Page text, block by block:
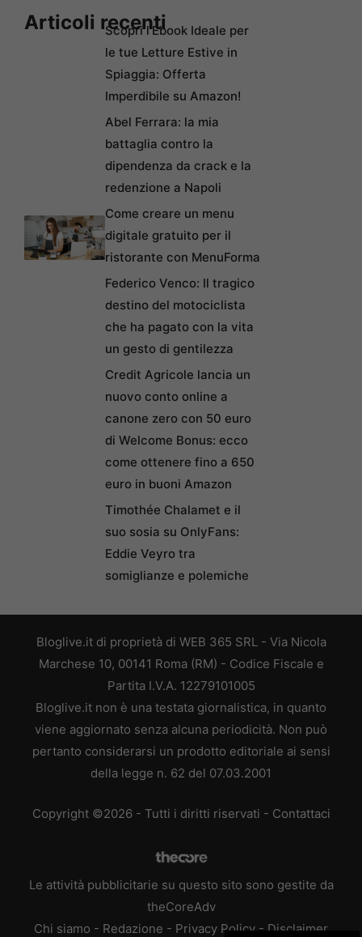
Articoli recentiScopri l’Ebook Ideale per
le tue Letture Estive in
Spiaggia: Offerta
Imperdibile su Amazon!
Abel Ferrara: la mia
battaglia contro la
dipendenza da crack e la
redenzione a Napoli
Come creare un menu
digitale gratuito per il
ristorante con MenuForma
Federico Venco: Il tragico
destino del motociclista
che ha pagato con la vita
un gesto di gentilezza
Credit Agricole lancia un
nuovo conto online a
canone zero con 50 euro
di Welcome Bonus: ecco
come ottenere fino a 650
euro in buoni Amazon
Timothée Chalamet e il
suo sosia su OnlyFans:
Eddie Veyro tra
somiglianze e polemiche
Bloglive.it di proprietà di WEB 365 SRL - Via Nicola
Marchese 10, 00141 Roma (RM) - Codice Fiscale e
Partita I.V.A. 12279101005
Bloglive.it non è una testata giornalistica, in quanto
viene aggiornato senza alcuna periodicità. Non può
pertanto considerarsi un prodotto editoriale ai sensi
della legge n. 62 del 07.03.2001
Copyright ©2026 - Tutti i diritti riservati - Contattaci
Le attività pubblicitarie su questo sito sono gestite da
theCoreAdv
Chi siamo - Redazione - Privacy Policy - Disclaimer